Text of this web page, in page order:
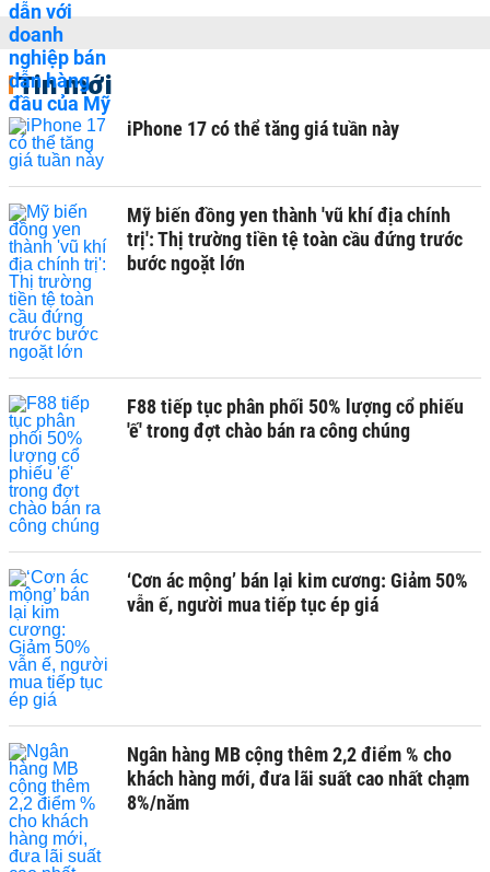
Tin mới
iPhone 17 có thể tăng giá tuần này
Mỹ biến đồng yen thành 'vũ khí địa chính
trị': Thị trường tiền tệ toàn cầu đứng trước
bước ngoặt lớn
F88 tiếp tục phân phối 50% lượng cổ phiếu
'ế' trong đợt chào bán ra công chúng
‘Cơn ác mộng’ bán lại kim cương: Giảm 50%
vẫn ế, người mua tiếp tục ép giá
Ngân hàng MB cộng thêm 2,2 điểm % cho
khách hàng mới, đưa lãi suất cao nhất chạm
8%/năm